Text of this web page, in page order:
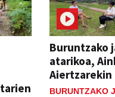
Buruntzako
atarikoa,
Aiertzarekin
BURUNTZAKO